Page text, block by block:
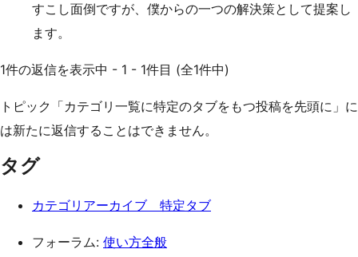
すこし面倒ですが、僕からの一つの解決策として提案し
ます。
1件の返信を表示中 - 1 - 1件目 (全1件中)
トピック「カテゴリ一覧に特定のタブをもつ投稿を先頭に」に
は新たに返信することはできません。
タグ
カテゴリアーカイブ 特定タブ
フォーラム: 使い方全般